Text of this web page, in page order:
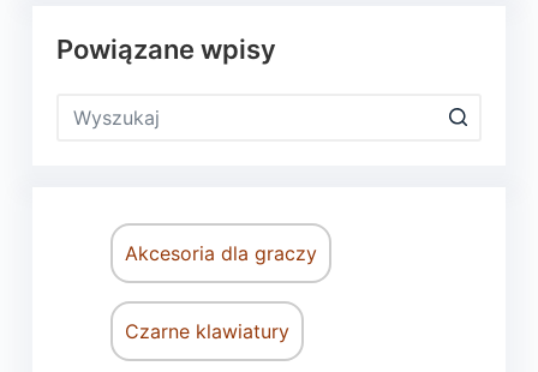
Powiązane wpisy
Akcesoria dla graczy
Czarne klawiatury